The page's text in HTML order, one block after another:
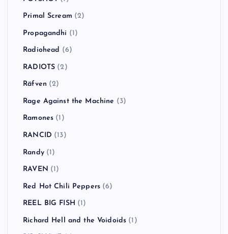
Primal Scream (2)
Propagandhi (1)
Radiohead (6)
RADIOTS (2)
Räfven (2)
Rage Against the Machine (3)
Ramones (1)
RANCID (13)
Randy(1)
RAVEN (1)
Red Hot Chili Peppers (6)
REEL BIG FISH (1)
Richard Hell and the Voidoids (1)